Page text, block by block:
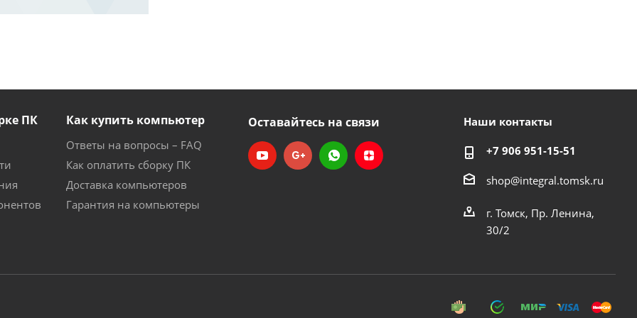
ПК Как купить компьютер
Ответы на вопросы – FAQ
Как оплатить сборку ПК
Доставка компьютеров
Гарантия на компьютеры
Оставайтесь на связи Наши контакты
+7 906 951-15-51
shop@integral.tomsk.ru
г. Томск, Пр. Ленина,
30/2